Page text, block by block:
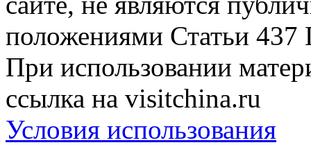
положениями Статьи 437
При использовании
ссылка на visitchina.ru
Условия использования